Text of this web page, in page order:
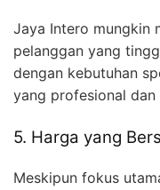
Jaya Intero mungkin
pelanggan yang
dengan kebutuhan
yang profesional
5. Harga yang
Meskipun fokus